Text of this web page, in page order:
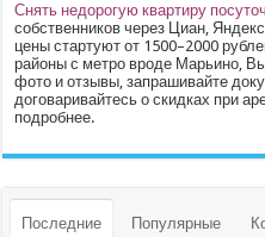
Снять недорогую квартиру
собственников через Циан,
цены стартуют от 1500–2000
районы с метро вроде Марьино,
фото и отзывы, запрашивайте
договаривайтесь о скидках при
подробнее.
Последние Популярные